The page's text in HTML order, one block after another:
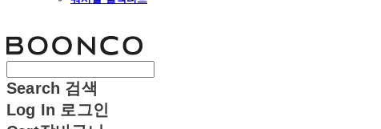
Search 검색
Log In 로그인